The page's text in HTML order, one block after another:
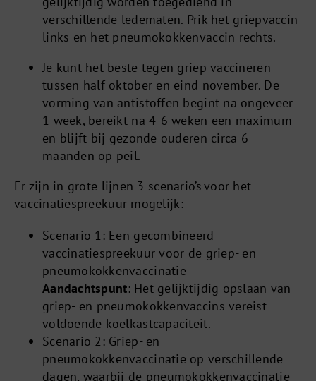
verschillende ledematen. Prik het griepvaccin
links en het pneumokokkenvaccin rechts.
Je kunt het beste tegen griep vaccineren
tussen half oktober en eind november. De
vorming van antistoffen begint na ongeveer
1 week, bereikt na 4-6 weken een maximum
en blijft bij gezonde ouderen circa 6
maanden op peil.
Er zijn in grote lijnen 3 scenario’s voor het
vaccinatiespreekuur mogelijk:
Scenario 1: Een gecombineerd
vaccinatiespreekuur voor de griep- en
pneumokokkenvaccinatie
Aandachtspunt: Het gelijktijdig opslaan van
griep- en pneumokokkenvaccins vereist
voldoende koelkastcapaciteit.
Scenario 2: Griep- en
pneumokokkenvaccinatie op verschillende
dagen, waarbij de pneumokokkenvaccinatie